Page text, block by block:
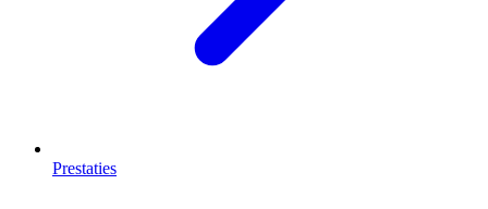
Prestaties